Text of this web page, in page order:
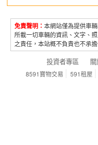
免責聲明： 本網站僅為提供車
所載一切車輛的資訊、文字、
之責任，本站概不負責也不承
投資者專區
8591寶物交易 591租屋